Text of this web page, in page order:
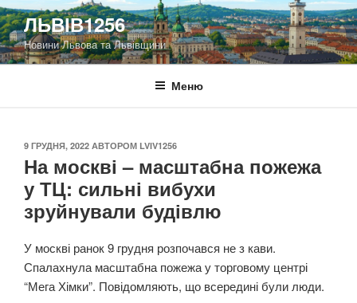
Перейти
до
вмісту
ЛЬВІВ1256
Новини Львова та Львівщини
Меню
ОПУБЛІКОВАНО
9 ГРУДНЯ, 2022 АВТОРОМ LVIV1256
На москві – масштабна пожежа
у ТЦ: сильні вибухи
зруйнували будівлю
У москві ранок 9 грудня розпочався не з кави.
Спалахнула масштабна пожежа у торговому центрі
“Мега Хімки”. Повідомляють, що всередині були люди.